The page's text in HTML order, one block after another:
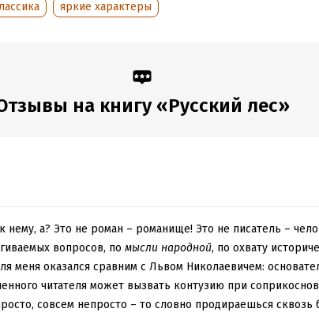
творческая удача талантливого мастера слова.
Время на чтение:22ч.
яркие характеры
на книгу «Русский лес»
нему, а? Это не роман – романище! Это не писатель –
вопросов, по мысли народной, по охвату
меня оказался сравним с Львом Николаевичем:
читателя может вызвать контузию при
совсем непросто – то словно продираешься сквозь